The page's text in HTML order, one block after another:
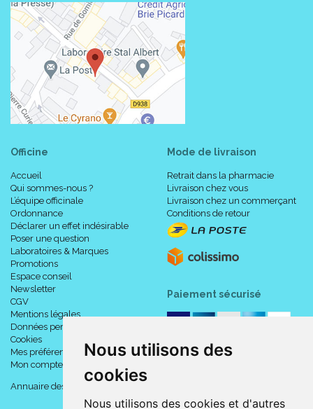
Nous utilisons des
cookies
Nous utilisons des cookies et d'autres
Officine
Accueil
Qui sommes-nous ?
L’équipe officinale
Ordonnance
Déclarer un effet indésirable
Poser une question
Laboratoires & Marques
Promotions
Espace conseil
Newsletter
CGV
Mentions légales
Données personnelles
Cookies
Mes préférences Cookies
Mon compte
Annuaire des pharmacies
Mode de livraison
Retrait dans la pharmacie
Livraison chez vous
Livraison chez un commerçant
Conditions de retour
Paiement sécurisé